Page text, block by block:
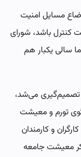
مسایل امنیت
کنترل باشد، شورای
سالی یکبار هم
تصمیم‌گیری می‌شد،
حقوق، جوابگوی تورم و معیشت
و کارمندان
معیشت جامعه